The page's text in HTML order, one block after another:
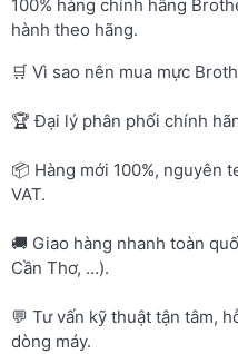
100% hàng chính hãng
hành theo hãng.
🛒 Vì sao nên mua mực
🏆 Đại lý phân phối chính
📦 Hàng mới 100%, nguyên
VAT.
🚚 Giao hàng nhanh toàn
Cần Thơ, …).
💬 Tư vấn kỹ thuật tận tâm,
dòng máy.